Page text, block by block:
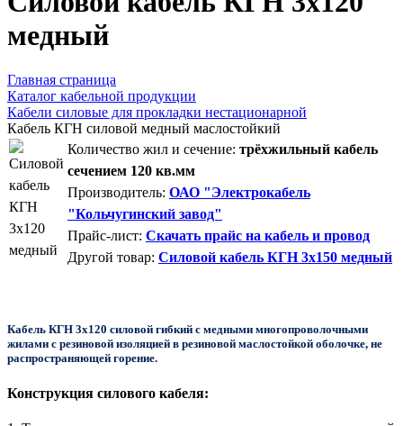
медный
Главная страница
Каталог кабельной продукции
Кабели силовые для прокладки нестационарной
Кабель КГН силовой медный маслостойкий
Количество жил и сечение: трёхжильный кабель
сечением 120 кв.мм
Производитель: ОАО "Электрокабель
"Кольчугинский завод"
Прайс-лист: Скачать прайс на кабель и провод
Другой товар: Силовой кабель КГН 3x150 медный
Кабель КГН 3х120 силовой гибкий с медными многопроволочными
жилами с резиновой изоляцией в резиновой маслостойкой оболочке, не
распространяющей горение.
Конструкция силового кабеля: